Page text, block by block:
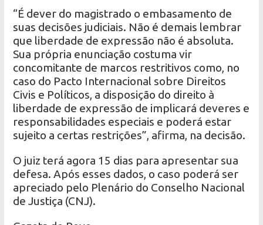
“É dever do magistrado o embasamento de
suas decisões judiciais. Não é demais lembrar
que liberdade de expressão não é absoluta.
Sua própria enunciação costuma vir
concomitante de marcos restritivos como, no
caso do Pacto Internacional sobre Direitos
Civis e Políticos, a disposição do direito à
liberdade de expressão de implicará deveres e
responsabilidades especiais e poderá estar
sujeito a certas restrições”, afirma, na decisão.
O juiz terá agora 15 dias para apresentar sua
defesa. Após esses dados, o caso poderá ser
apreciado pelo Plenário do Conselho Nacional
de Justiça (CNJ).